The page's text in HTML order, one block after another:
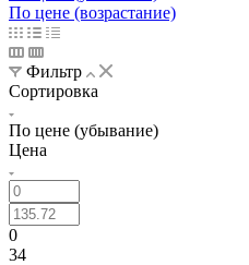
По цене (возрастание)
Фильтр
Сортировка
По цене (убывание)
Цена
0
34